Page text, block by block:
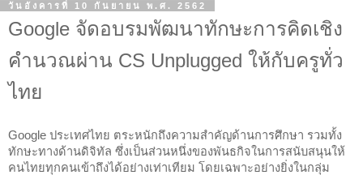
วันอังคารที่ 10 กันยายน พ.ศ. 2562
Google จัดอบรมพัฒนาทักษะการคิดเชิง
คำนวณผ่าน CS Unplugged ให้กับครูทั่ว
ไทย
Google ประเทศไทย ตระหนักถึงความสำคัญด้านการศึกษา รวมทั้ง
ทักษะทางด้านดิจิทัล ซึ่งเป็นส่วนหนึ่งของพันธกิจในการสนับสนุนให้
คนไทยทุกคนเข้าถึงได้อย่างเท่าเทียม โดยเฉพาะอย่างยิ่งในกลุ่ม